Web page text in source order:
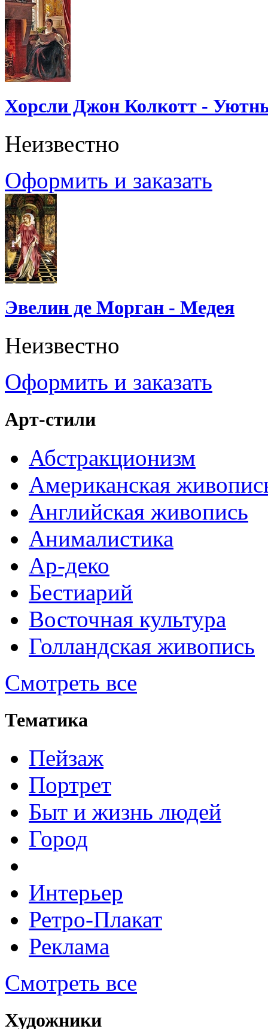
Хорсли Джон Колкотт -
Неизвестно
Оформить и заказать
Эвелин де Морган - Медея
Неизвестно
Оформить и заказать
Арт-стили
Абстракционизм
Американская
Английская живопись
Анималистика
Ар-деко
Бестиарий
Восточная культура
Голландская живопись
Смотреть все
Тематика
Пейзаж
Портрет
Быт и жизнь людей
Город
Интерьер
Ретро-Плакат
Реклама
Смотреть все
Художники